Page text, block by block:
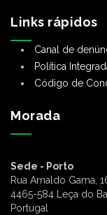
Links rápidos
Canal de
Política
Código de
Morada
Sede - Porto
Rua Arnaldo Gama,
4465-584 Leça do
Portugal